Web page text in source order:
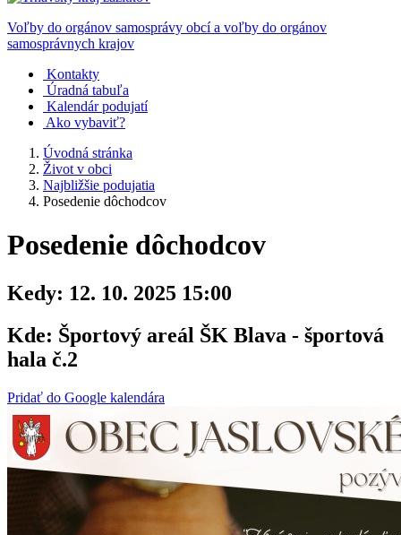
Voľby do orgánov samosprávy obcí a voľby do orgánov
samosprávnych krajov
Kontakty
Úradná tabuľa
Kalendár podujatí
Ako vybaviť?
Úvodná stránka
Život v obci
Najbližšie podujatia
Posedenie dôchodcov
Posedenie dôchodcov
Kedy: 12. 10. 2025 15:00
Kde: Športový areál ŠK Blava - športová
hala č.2
Pridať do Google kalendára